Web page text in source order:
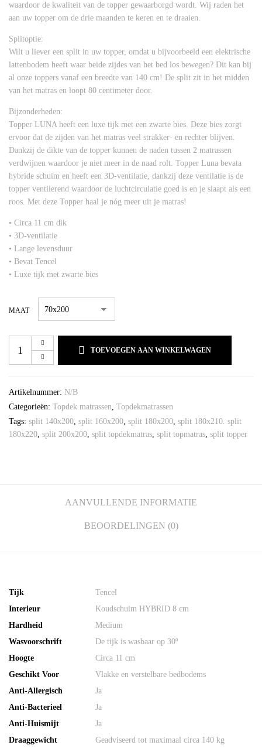
waardoor de kwaliteit van de topper gewaarborgd wordt. Wij raden het
aan uw topper om de drie maanden te keren en te draaien.
Splitoptie:
Wilt u liever een split in uw topper, omdat u bijvoorbeeld een elektrische
lattenbodem heeft waar beide zijdes van het bed los bewegen? Dit kan bij
al onze toppers vanaf een breedte van 140 cm! De split zit in het midden
van het matras en loopt 80 centimeter door.
Bijzonderheden:
Topper LUNA heeft een luxe tijk met een zwarte bies. Deze bies zorgt
ervoor dat de zijden van het matras veel strakker- en rechter blijven.
Dankzij de dikte van de topper kunnen de naden tussen 2 matrassen
verdwijnen waardoor je niet meer in de naad rolt. Topper Luna bevata
hybride schuim en heeft een 3D-ventilatie, dankzij deze ventilatie is de
topper ventilerend waardoor de luchtcirculatie goed is en je slaapt als een
roos. Met deze Topper haal je nóg meer uit je matras!
• Circa 11 cm dik
• 3D-ventilatie
• Lange levensduur
• Bevat Tencel
• Luxe tijk met zwarte bies
MAAT
TOEVOEGEN AAN WINKELWAGEN
Artikelnummer: N/B
Categorieën: Topdek matrassen, Topdekmatrassen
Tags: split 140x200, split 160x200, split 180x200, split 180x210. split
180x220, split 200x200, split topdekmatras, split topmatras, split topper
AANVULLENDE INFORMATIE
BEOORDELINGEN (0)
Tijk
Tencel
Interieur
Koudschuim HYBRID 8 cm
Hardheid
Medium
Wasvoorschrift
De tijk is wasbaar op 30º
Hoogte
Circa 11 cm
Geschikt Voor
Vlakke en verstelbare bedbodems
Anti-Allergisch
Ja
Anti-Bacterieel
Ja
Anti-Huismijt
Ja
Draaggewicht
Geadviseerd tot maximaal circa 140 kg